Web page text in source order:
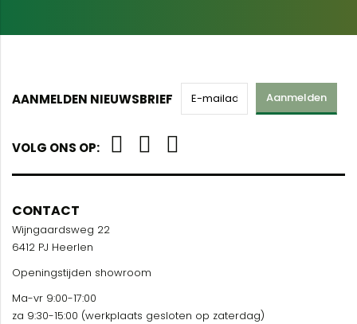
AANMELDEN NIEUWSBRIEF Aanmelden
VOLG ONS OP:
CONTACT
Wijngaardsweg 22
6412 PJ Heerlen
Openingstijden showroom
Ma-vr 9:00-17:00
za 9:30-15:00 (werkplaats gesloten op zaterdag)